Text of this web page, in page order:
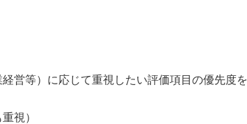
営等）に応じて重視したい評価項目の優先度
視）